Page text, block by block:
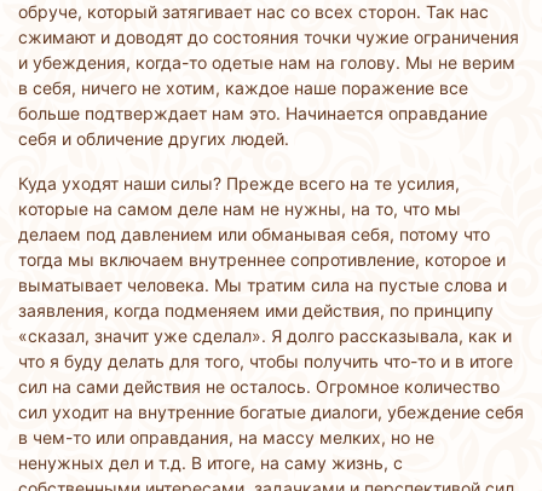
обруче, который затягивает нас со всех сторон. Так нас
сжимают и доводят до состояния точки чужие ограничения
и убеждения, когда-то одетые нам на голову. Мы не верим
в себя, ничего не хотим, каждое наше поражение все
больше подтверждает нам это. Начинается оправдание
себя и обличение других людей.
Куда уходят наши силы? Прежде всего на те усилия,
которые на самом деле нам не нужны, на то, что мы
делаем под давлением или обманывая себя, потому что
тогда мы включаем внутреннее сопротивление, которое и
выматывает человека. Мы тратим сила на пустые слова и
заявления, когда подменяем ими действия, по принципу
«сказал, значит уже сделал». Я долго рассказывала, как и
что я буду делать для того, чтобы получить что-то и в итоге
сил на сами действия не осталось. Огромное количество
сил уходит на внутренние богатые диалоги, убеждение себя
в чем-то или оправдания, на массу мелких, но не
ненужных дел и т.д. В итоге, на саму жизнь, с